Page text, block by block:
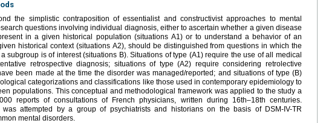
the simplistic contraposition of essentialist and constructivist approaches to mental
questions involving individual diagnosis, either to ascertain whether a given disease
in a given historical population (situations A1) or to understand a behavior of an
historical context (situations A2), should be distinguished from questions in which the
subgroup is of interest (situations B). Situations of type (A1) require the use of all medical
retrospective diagnosis; situations of type (A2) require considering retrolective
been made at the time the disorder was managed/reported; and situations of type (B)
categorizations and classifications like those used in contemporary epidemiology to
populations. This conceptual and methodological framework was applied to the study a
reports of consultations of French physicians, written during 16th–18th centuries.
was attempted by a group of psychiatrists and historians on the basis of DSM-IV-TR
mental disorders.